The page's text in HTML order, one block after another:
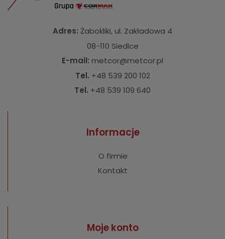
Adres: Żabokliki, ul. Zakładowa 4
08-110 Siedlce
E-mail: metcor@metcor.pl
Tel. +48 539 200 102
Tel. +48 539 109 640
Informacje
O firmie
Kontakt
Moje konto